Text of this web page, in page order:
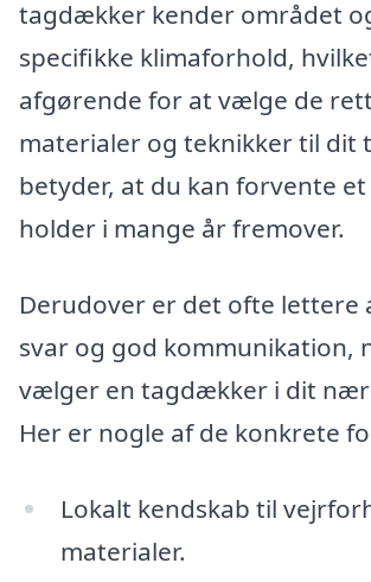
tagdækker kender området
specifikke klimaforhold,
afgørende for at vælge de
materialer og teknikker til dit
betyder, at du kan forvente
holder i mange år fremover.
Derudover er det ofte lettere
svar og god kommunikation,
vælger en tagdækker i dit
Her er nogle af de konkrete
Lokalt kendskab til
materialer.